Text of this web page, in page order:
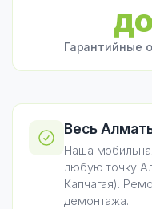
Гарантийные
Весь
Наша
любую точку
Капчагая).
демонтажа.